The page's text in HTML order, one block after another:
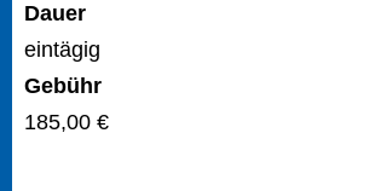
Dauer
eintägig
Gebühr
185,00 €